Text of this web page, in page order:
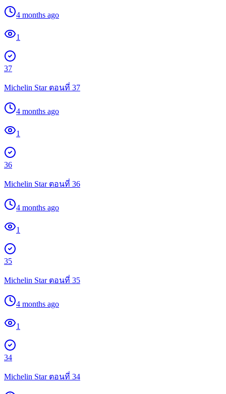
4 months ago
1
37
Michelin Star ตอนที่ 37
4 months ago
1
36
Michelin Star ตอนที่ 36
4 months ago
1
35
Michelin Star ตอนที่ 35
4 months ago
1
34
Michelin Star ตอนที่ 34